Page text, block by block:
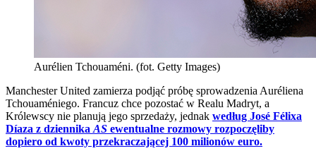
Aurélien Tchouaméni. (fot. Getty Images)
Manchester United zamierza podjąć próbę sprowadzenia Auréliena
Tchouaméniego. Francuz chce pozostać w Realu Madryt, a
Królewscy nie planują jego sprzedaży, jednak według José Félixa
Díaza z dziennika AS ewentualne rozmowy rozpoczęliby
dopiero od kwoty przekraczającej 100 milionów euro.